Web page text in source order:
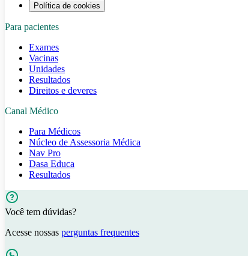
Política de cookies
Para pacientes
Exames
Vacinas
Unidades
Resultados
Direitos e deveres
Canal Médico
Para Médicos
Núcleo de Assessoria Médica
Nav Pro
Dasa Educa
Resultados
Você tem dúvidas?
Acesse nossas perguntas frequentes